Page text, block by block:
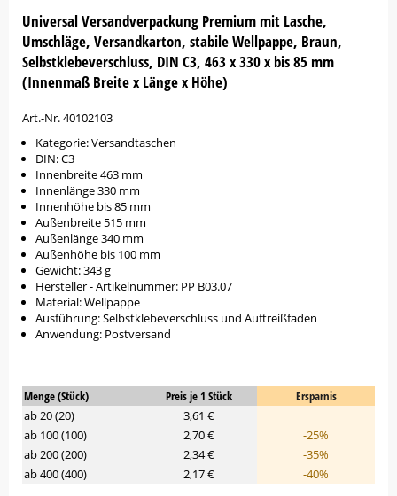
Universal Versandverpackung Premium mit Lasche,
Umschläge, Versandkarton, stabile Wellpappe, Braun,
Selbstklebeverschluss, DIN C3, 463 x 330 x bis 85 mm
(Innenmaß Breite x Länge x Höhe)
Art.-Nr. 40102103
Kategorie: Versandtaschen
DIN: C3
Innenbreite 463 mm
Innenlänge 330 mm
Innenhöhe bis 85 mm
Außenbreite 515 mm
Außenlänge 340 mm
Außenhöhe bis 100 mm
Gewicht: 343 g
Hersteller - Artikelnummer: PP B03.07
Material: Wellpappe
Ausführung: Selbstklebeverschluss und Auftreißfaden
Anwendung: Postversand
Menge (Stück) Preis je 1 Stück
Ersparnis
ab 20 (20)
3,61 €
ab 100 (100)
2,70 €
-25%
ab 200 (200)
2,34 €
-35%
ab 400 (400)
2,17 € -40%